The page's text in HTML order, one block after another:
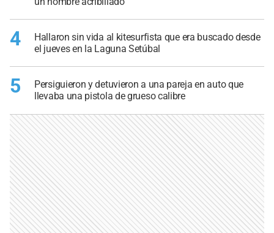
4
Hallaron sin vida al kitesurfista que era buscado desde
el jueves en la Laguna Setúbal
5
Persiguieron y detuvieron a una pareja en auto que
llevaba una pistola de grueso calibre